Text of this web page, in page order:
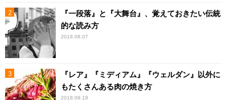
『一段落』と『大舞台』、覚えておきたい伝統
的な読み方
2018.08.07
『レア』『ミディアム』『ウェルダン』以外に
もたくさんある肉の焼き方
2018.09.19